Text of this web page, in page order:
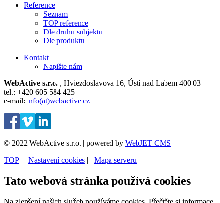
Reference
Seznam
TOP reference
Dle druhu subjektu
Dle produktu
Kontakt
Napište nám
WebActive s.r.o. , Hviezdoslavova 16, Ústí nad Labem 400 03
tel.: +420 605 584 425
e-mail: info(at)webactive.cz
© 2022 WebActive s.r.o. | powered by WebJET CMS
TOP | ⁠ Nastavení cookies | ⁠ Mapa serveru
Tato webová stránka používá cookies